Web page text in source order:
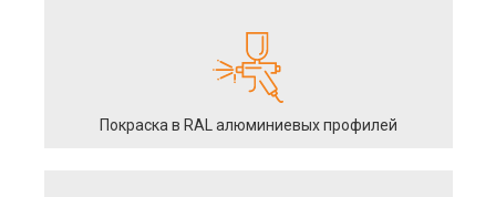
Покраска в RAL алюминиевых профилей